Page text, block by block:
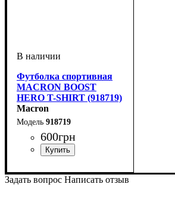
Футболка спортивная
MACRON BOOST
HERO T-SHIRT (918719)
Macron
918719
600грн
Мужской
Задать вопрос Написать отзыв